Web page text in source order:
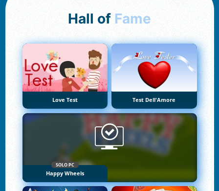
Hall of Fame
Love Test Test Dell'Amore
SOLO PC
Happy Wheels